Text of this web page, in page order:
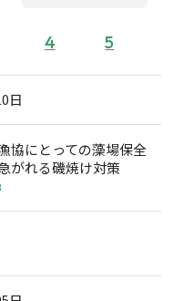
4 5
日
協にとっての藻場保全
がれる磯焼け対策